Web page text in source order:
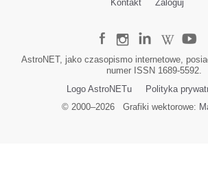
Kontakt
Zaloguj
AstroNET, jako czasopismo internetowe,
numer ISSN 1689-5592.
Logo AstroNETu
Polityka
© 2000–2026Grafiki wektorowe: